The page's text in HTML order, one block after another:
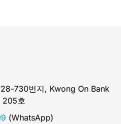
730번지, Kwong On Bank
205호
(WhatsApp)